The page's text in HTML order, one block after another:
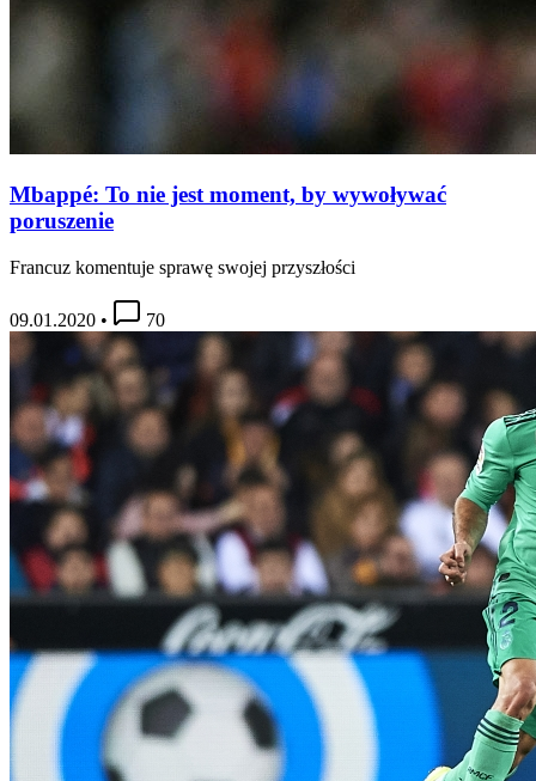
Mbappé: To nie jest moment, by wywoływać
poruszenie
Francuz komentuje sprawę swojej przyszłości
09.01.2020 • 70